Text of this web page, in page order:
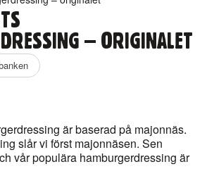
– ORIGINALET
är baserad på majonnäs.
slår vi först majonnäsen. Sen
vår populära hamburgerdressing är